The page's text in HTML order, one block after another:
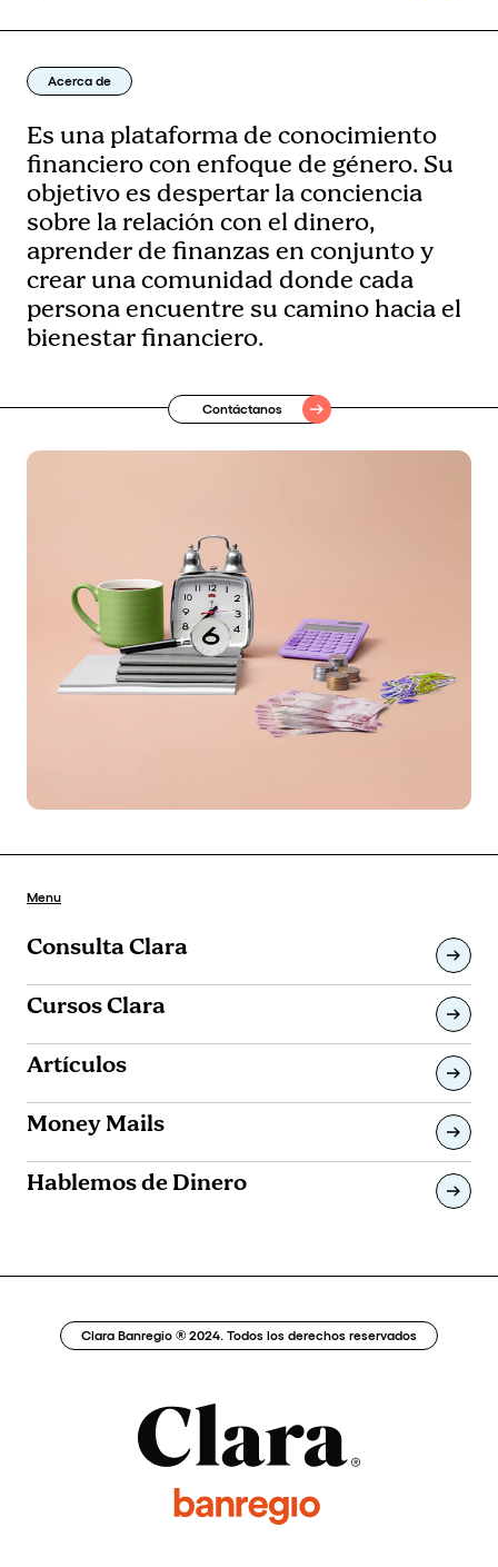
Acerca de
Es una plataforma de conocimiento
financiero con enfoque de género. Su
objetivo es despertar la conciencia
sobre la relación con el dinero,
aprender de finanzas en conjunto y
crear una comunidad donde cada
persona encuentre su camino hacia el
bienestar financiero.
Contáctanos
Menu
Consulta Clara
Cursos Clara
Artículos
Money Mails
Hablemos de Dinero
Clara Banregio ® 2024. Todos los derechos reservados